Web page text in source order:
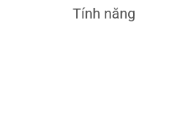
Tính năng